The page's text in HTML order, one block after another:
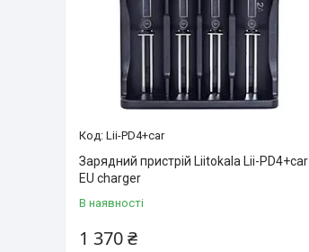
Lii-PD4+car
Зарядний пристрій Liitokala Lii-PD4+car
EU charger
В наявності
1 370 ₴